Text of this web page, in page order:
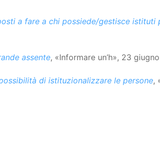
a fare a chi possiede/gestisce istituti
assente, «Informare un’h», 23
di istituzionalizzare le persone,